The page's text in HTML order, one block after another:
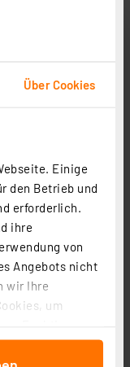
Über Cookies
Einige
den Betrieb und
erforderlich.
ihre
von
Angebots nicht
wir Ihre
um
und die Zugriffe
geben
für
6.73 CHF
28.99 CHF **